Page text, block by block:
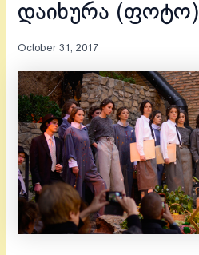
დაიხურა (ფოტო)
October 31, 2017